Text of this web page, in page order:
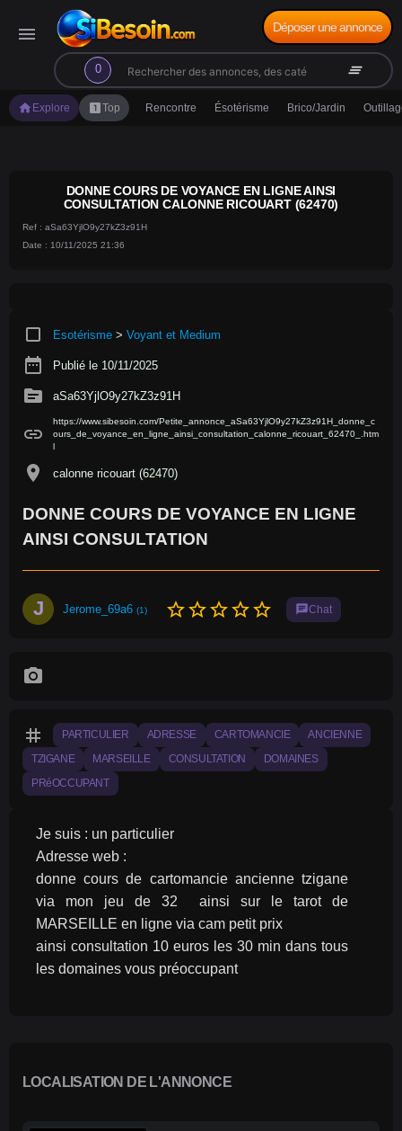
menu
0
search clear_all
Déposer une annonce
home Explore looks_oneTop Rencontre Ésotérisme Brico/Jardin
DONNE COURS DE VOYANCE EN LIGNE AINSI
CONSULTATION CALONNE RICOUART (62470)
Ref : aSa63YjlO9y27kZ3z91H
Date : 10/11/2025 21:36
crop_square Esotérisme > Voyant et Medium
date_range Publié le 10/11/2025
source aSa63YjlO9y27kZ3z91H
link
https://www.sibesoin.com/Petite_annonce_aSa63YjlO9y27kZ3z91H_donne_c
ours_de_voyance_en_ligne_ainsi_consultation_calonne_ricouart_62470_.htm
l
location_on calonne ricouart (62470)
DONNE COURS DE VOYANCE EN LIGNE
AINSI CONSULTATION
J Jerome_69a6 (1) star_borderstar_borderstar_borderstar_borderstar_border chatChat
photo_camera
tag PARTICULIER ADRESSE CARTOMANCIE ANCIENNE
TZIGANE MARSEILLE CONSULTATION DOMAINES
PRéOCCUPANT
Je suis : un particulier
Adresse web :
donne cours de cartomancie ancienne tzigane
via mon jeu de 32  ainsi sur le tarot de
MARSEILLE en ligne via cam petit prix
ainsi consultation 10 euros les 30 min dans tous
les domaines vous préoccupant
LOCALISATION DE L'ANNONCE